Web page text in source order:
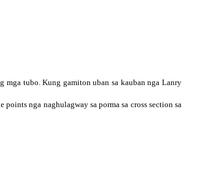
mga tubo. Kung gamiton uban sa kauban nga Lanry
nga naghulagway sa porma sa cross section sa